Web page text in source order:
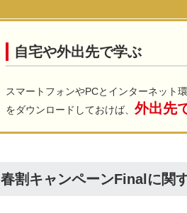
自宅や外出先で学ぶ
スマートフォンやPCとインターネット環
をダウンロードしておけば、 外出先
春割キャンペーンFinalに関